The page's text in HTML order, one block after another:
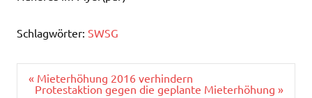
Schlagwörter: SWSG
Beitragsnavigation
« Mieterhöhung 2016 verhindern
Protestaktion gegen die geplante Mieterhöhung »